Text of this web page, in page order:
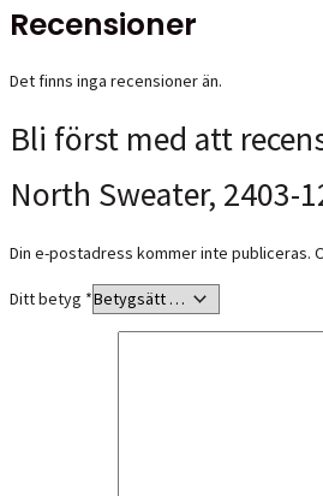
Recensioner
Det finns inga recensioner än.
Bli först med att
North Sweater, 2403-
Din e-postadress kommer inte publiceras.
Ditt betyg *